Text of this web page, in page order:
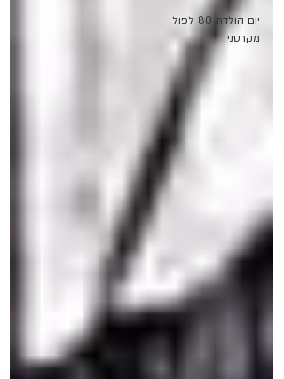
יום הולדת 80 לפול
מקרטני